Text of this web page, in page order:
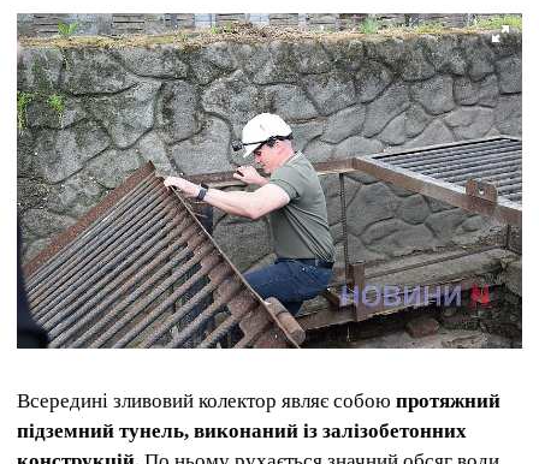
Всередині зливовий колектор являє собою протяжний
підземний тунель, виконаний із залізобетонних